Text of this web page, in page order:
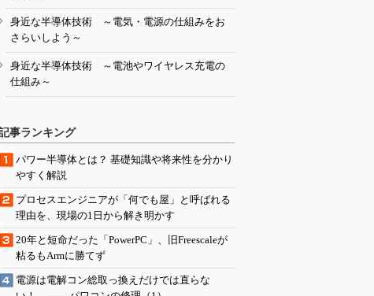
身近な半導体技術 ～電気・電源の仕組みをお
さらいしよう～
身近な半導体技術 ～電池やワイヤレス充電の
仕組み～
事ランキング
パワー半導体とは？ 基礎知識や将来性を分かり
やすく解説
プロセスエンジニアが「何でも屋」と呼ばれる
理由を、現場の1日から解き明かす
20年と短命だった「PowerPC」、旧Freescaleが
粘るもArmに勝てず
電源は電解コン総取っ換えだけでは直らな